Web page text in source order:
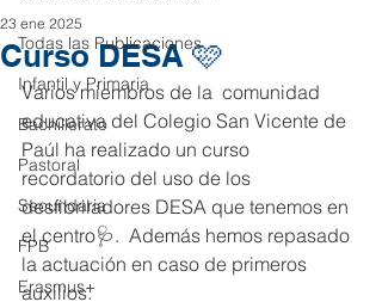
Todas las Publicaciones
Infantil y Primaria
Bachillerato
Pastoral
Secundaria
FPB
Erasmus+
Curso DESA 🩷
23 ene 2025
Varios miembros de la  comunidad
educativa del Colegio San Vicente de
Paúl ha realizado un curso
recordatorio del uso de los
desfibriladores DESA que tenemos en
el centro🩺.  Además hemos repasado
la actuación en caso de primeros
auxilios.